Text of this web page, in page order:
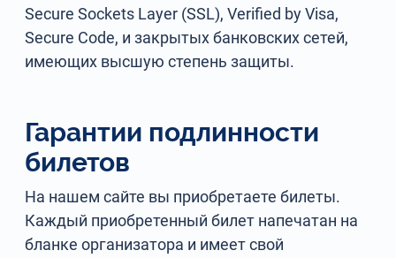
Secure Sockets Layer (SSL), Verified by Visa,
Secure Code, и закрытых банковских сетей,
имеющих высшую степень защиты.
Гарантии подлинности
билетов
На нашем сайте вы приобретаете билеты.
Каждый приобретенный билет напечатан на
бланке организатора и имеет свой